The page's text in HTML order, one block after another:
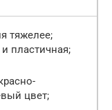
тяжелее;
и пластичная;
цвет;